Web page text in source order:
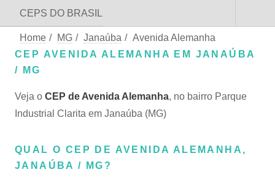
CEPS DO BRASIL
Home / MG / Janaúba / Avenida Alemanha
CEP AVENIDA ALEMANHA EM JANAÚBA
/ MG
Veja o CEP de Avenida Alemanha, no bairro Parque
Industrial Clarita em Janaúba (MG)
QUAL O CEP DE AVENIDA ALEMANHA,
JANAÚBA / MG?